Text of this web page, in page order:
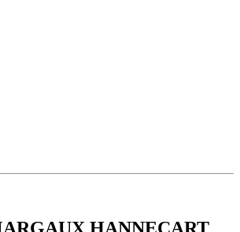
HANNECART